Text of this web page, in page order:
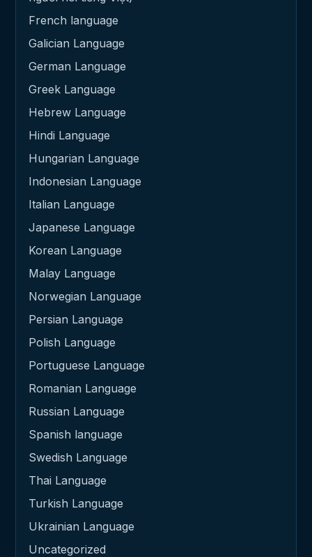
French language
Galician Language
German Language
Greek Language
Hebrew Language
Hindi Language
Hungarian Language
Indonesian Language
Italian Language
Japanese Language
Korean Language
Malay Language
Norwegian Language
Persian Language
Polish Language
Portuguese Language
Romanian Language
Russian Language
Spanish language
Swedish Language
Thai Language
Turkish Language
Ukrainian Language
Uncategorized